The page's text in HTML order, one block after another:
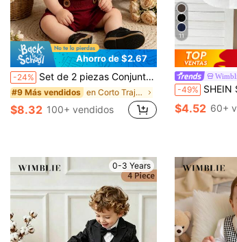
Ahorro de $2.67
-24% Set de 2 piezas Conjunto de caballero para bebé niño, mameluco con pajarita roja y pantalones cortos con tirantes rojos, adecuado para uso al aire libre, fiestas, vacaciones, regalo de cumpleaños, ropa casual para bebé
#9 Más vendidos en Corto Trajes de bebé niño
$8.32 100+ vendidos
11
-49% SHEIN Set de 3 piezas para el primer Día de la Madre del bebé: Chaleco sin mangas, pantalones cortos y pajarita. El
$4.52 60+
0-3 Years